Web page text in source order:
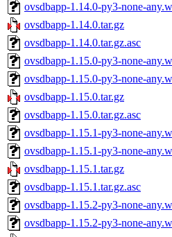
ovsdbapp-1.14.0-py3-none-
ovsdbapp-1.14.0.tar.gz
ovsdbapp-1.14.0.tar.gz.asc
ovsdbapp-1.15.0-py3-none-
ovsdbapp-1.15.0-py3-none-
ovsdbapp-1.15.0.tar.gz
ovsdbapp-1.15.0.tar.gz.asc
ovsdbapp-1.15.1-py3-none-
ovsdbapp-1.15.1-py3-none-
ovsdbapp-1.15.1.tar.gz
ovsdbapp-1.15.1.tar.gz.asc
ovsdbapp-1.15.2-py3-none-
ovsdbapp-1.15.2-py3-none-